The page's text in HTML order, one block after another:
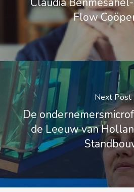
Flow
Next Post
De
de Leeuw van